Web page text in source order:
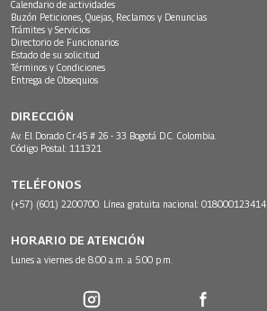
Calendario de actividades
Buzón Peticiones, Quejas, Reclamos y Denuncias
Trámites y Servicios
Directorio de Funcionarios
Estado de su solicitud
Términos y Condiciones
Entrega de Obsequios
DIRECCIÓN
Av. El Dorado Cr.45 # 26 - 33 Bogotá D.C. Colombia.
Código Postal: 111321
TELÉFONOS
(+57) (601) 2200700. Línea gratuita nacional: 018000123414
HORARIO DE ATENCIÓN
Lunes a viernes de 8:00 a.m. a 5:00 p.m.